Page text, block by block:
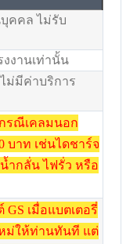
คคล ไม่รับ
งงานเท่านั้น
ม่มีค่าบริการ
รณีเคลมนอก
บาท เช่นไดชาร์จ
ำกลั่น ไฟรั่ว หรือ
เมื่อแบตเตอรี่
ม่ให้ท่านทันที แต่